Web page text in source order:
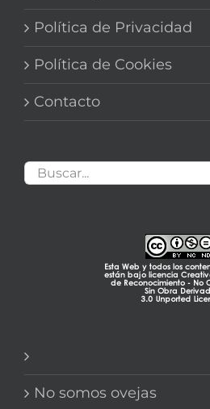
Política de Privacidad
Política de Cookies
Contacto
Buscar:
No somos ovejas